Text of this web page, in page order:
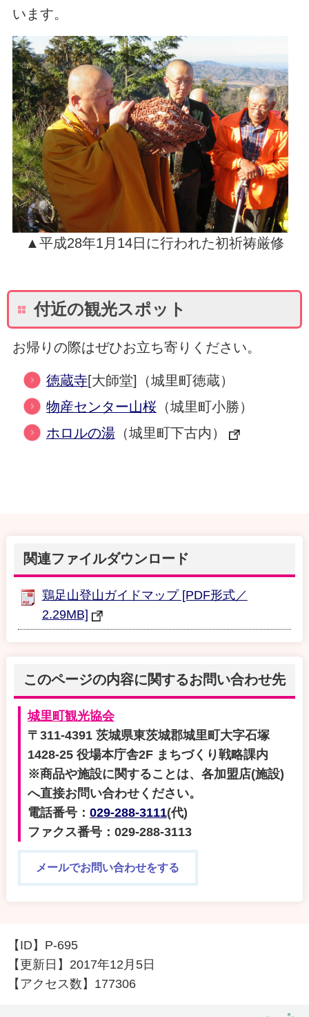
います。
▲平成28年1月14日に行われた初祈祷厳修
付近の観光スポット
お帰りの際はぜひお立ち寄りください。
徳蔵寺[大師堂]（城里町徳蔵）
物産センター山桜（城里町小勝）
ホロルの湯（城里町下古内）
関連ファイルダウンロード
鶏足山登山ガイドマップ [PDF形式／
2.29MB]
このページの内容に関するお問い合わせ先
城里町観光協会
〒311-4391 茨城県東茨城郡城里町大字石塚
1428-25 役場本庁舎2F まちづくり戦略課内
※商品や施設に関することは、各加盟店(施設)
へ直接お問い合わせください。
電話番号： 029-288-3111(代)
ファクス番号：029-288-3113
メールでお問い合わせをする
【ID】 P-695
【更新日】 2017年12月5日
【アクセス数】 177306